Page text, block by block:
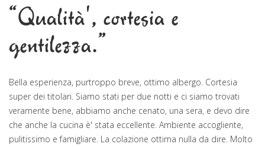
“Qualità', cortesia e
gentilezza.”
Bella esperienza, purtroppo breve, ottimo albergo. Cortesia
super dei titolari. Siamo stati per due notti e ci siamo trovati
veramente bene, abbiamo anche cenato, una sera, e devo dire
che anche la cucina è' stata eccellente. Ambiente accogliente,
pulitissimo e famigliare. La colazione ottima nulla da dire. Molto